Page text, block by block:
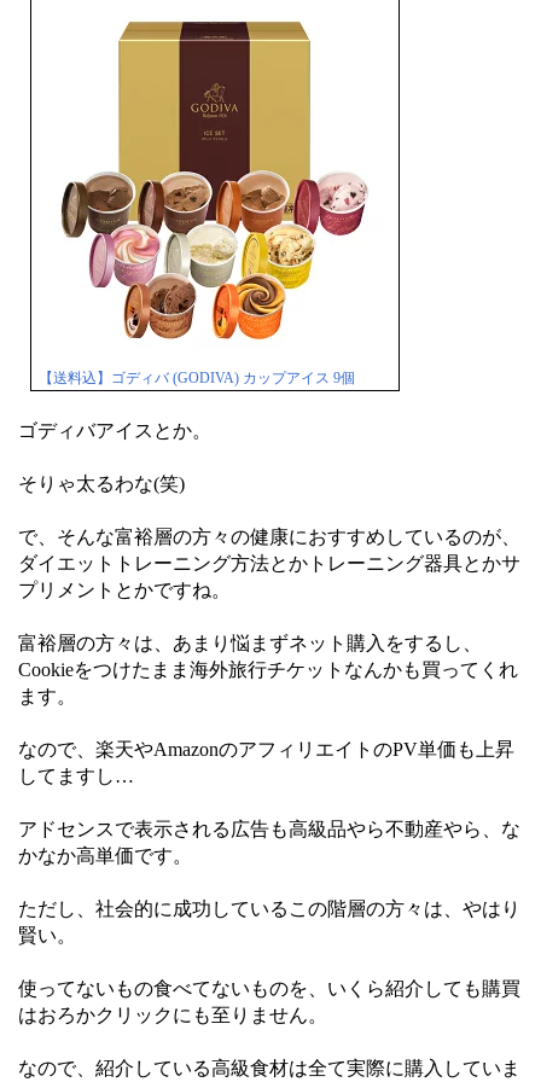
【送料込】ゴディバ (GODIVA) カップアイス 9個
ゴディバアイスとか。
そりゃ太るわな(笑)
で、そんな富裕層の方々の健康におすすめしているのが、
ダイエットトレーニング方法とかトレーニング器具とかサ
プリメントとかですね。
富裕層の方々は、あまり悩まずネット購入をするし、
Cookieをつけたまま海外旅行チケットなんかも買ってくれ
ます。
なので、楽天やAmazonのアフィリエイトのPV単価も上昇
してますし…
アドセンスで表示される広告も高級品やら不動産やら、な
かなか高単価です。
ただし、社会的に成功しているこの階層の方々は、やはり
賢い。
使ってないもの食べてないものを、いくら紹介しても購買
はおろかクリックにも至りません。
なので、紹介している高級食材は全て実際に購入していま